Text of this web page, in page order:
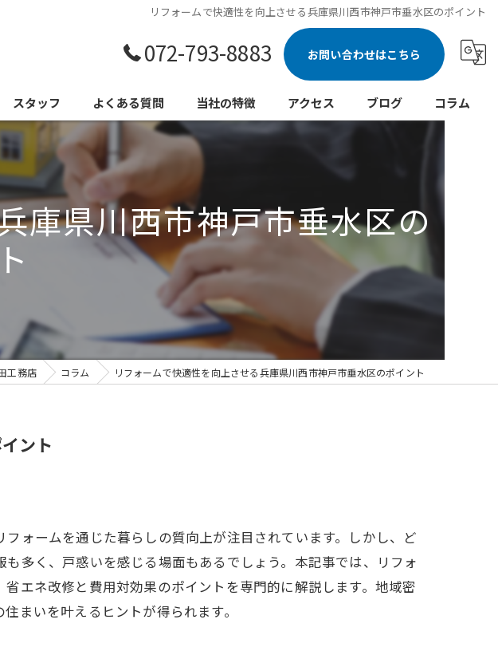
リフォームで快適性を向上させる兵庫県川西市神戸市垂水区のポイント
072-793-8883 お問い合わせはこちら
スタッフ よくある質問 当社の特徴
新築
注文住宅
水回り
リノベーション
外壁
アクセス ブログ コラム
庫県川西市神戸市垂水区の
工務店 コラム リフォームで快適性を向上させる兵庫県川西市神戸市垂水区のポイント
ント
ォームを通じた暮らしの質向上が注目されています。しかし、ど
多く、戸惑いを感じる場面もあるでしょう。本記事では、リフォ
エネ改修と費用対効果のポイントを専門的に解説します。地域密
まいを叶えるヒントが得られます。